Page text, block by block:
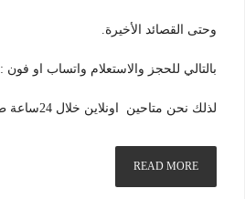
وحتى القصائد الأخيرة.
بالتالي للحجز والاستعلام واتساب او فون : 01102106655
لذلك نحن متاحين اونلاين خلال 24ساعة طوال ايام الاسبوع.
READ MORE